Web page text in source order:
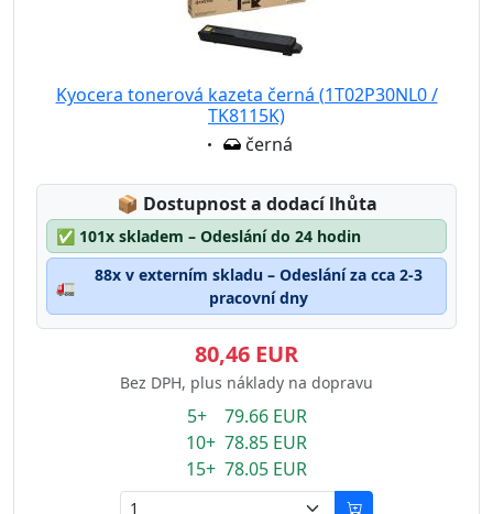
Kyocera tonerová kazeta černá (1T02P30NL0 /
TK8115K)
Eigenschaft:
černá
📦 Lagerstatus:
Dostupnost a dodací lhůta
✅ 101x skladem – Odeslání do 24 hodin
🚛
88x v externím skladu – Odeslání za cca 2-3
pracovní dny
80,46 EUR
Bez DPH, plus náklady na dopravu
5+ 79.66 EUR
10+ 78.85 EUR
15+ 78.05 EUR